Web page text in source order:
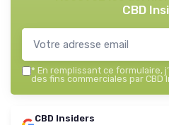
CBD
* En remplissant ce formulaire,
des fins commerciales par CBD
CBD Insiders